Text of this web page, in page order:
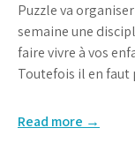
Puzzle va
semaine une
faire vivre à vos
Toutefois il en
Read more →